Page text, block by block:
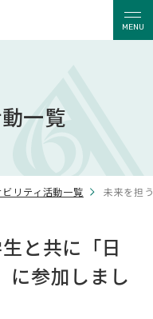
MENU
一覧
リティ活動一覧 未来を担
と共に「日
に参加しまし